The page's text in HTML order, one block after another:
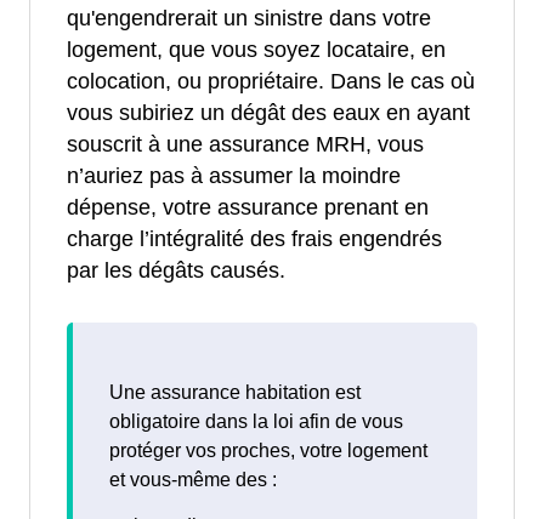
qu'engendrerait un sinistre dans votre
logement, que vous soyez locataire, en
colocation, ou propriétaire. Dans le cas où
vous subiriez un dégât des eaux en ayant
souscrit à une assurance MRH, vous
n’auriez pas à assumer la moindre
dépense, votre assurance prenant en
charge l’intégralité des frais engendrés
par les dégâts causés.
Une assurance habitation est
obligatoire dans la loi afin de vous
protéger vos proches, votre logement
et vous-même des :